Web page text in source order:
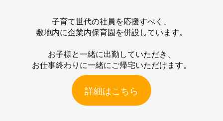
子育て世代の社員を応援すべく、
敷地内に企業内保育園を併設しています。
お子様と一緒に出勤していただき、
お仕事終わりに一緒にご帰宅いただけます。
詳細はこちら